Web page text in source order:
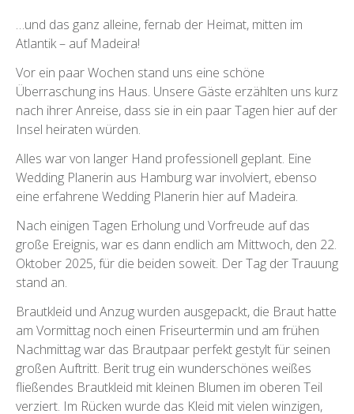
…und das ganz alleine, fernab der Heimat, mitten im
Atlantik – auf Madeira!
Vor ein paar Wochen stand uns eine schöne
Überraschung ins Haus. Unsere Gäste erzählten uns kurz
nach ihrer Anreise, dass sie in ein paar Tagen hier auf der
Insel heiraten würden.
Alles war von langer Hand professionell geplant. Eine
Wedding Planerin aus Hamburg war involviert, ebenso
eine erfahrene Wedding Planerin hier auf Madeira.
Nach einigen Tagen Erholung und Vorfreude auf das
große Ereignis, war es dann endlich am Mittwoch, den 22.
Oktober 2025, für die beiden soweit. Der Tag der Trauung
stand an.
Brautkleid und Anzug wurden ausgepackt, die Braut hatte
am Vormittag noch einen Friseurtermin und am frühen
Nachmittag war das Brautpaar perfekt gestylt für seinen
großen Auftritt. Berit trug ein wunderschönes weißes
fließendes Brautkleid mit kleinen Blumen im oberen Teil
verziert. Im Rücken wurde das Kleid mit vielen winzigen,